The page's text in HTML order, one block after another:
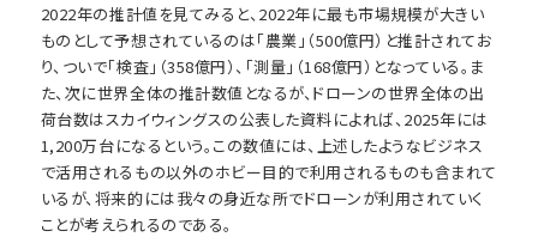
2022年の推計値を見てみると、2022年に最も市場規模が大きい
ものとして予想されているのは「農業」（500億円）と推計されてお
り、ついで「検査」（358億円）、「測量」（168億円）となっている。ま
た、次に世界全体の推計数値となるが、ドローンの世界全体の出
荷台数はスカイウィングスの公表した資料によれば、2025年には
1,200万台になるという。この数値には、上述したようなビジネス
で活用されるもの以外のホビー目的で利用されるものも含まれて
いるが、将来的には我々の身近な所でドローンが利用されていく
ことが考えられるのである。